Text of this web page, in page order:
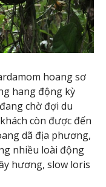
hoang sơ
hang động kỳ
chờ đợi du
còn được đến
dã địa phương,
nhiều loài động
hương, slow loris